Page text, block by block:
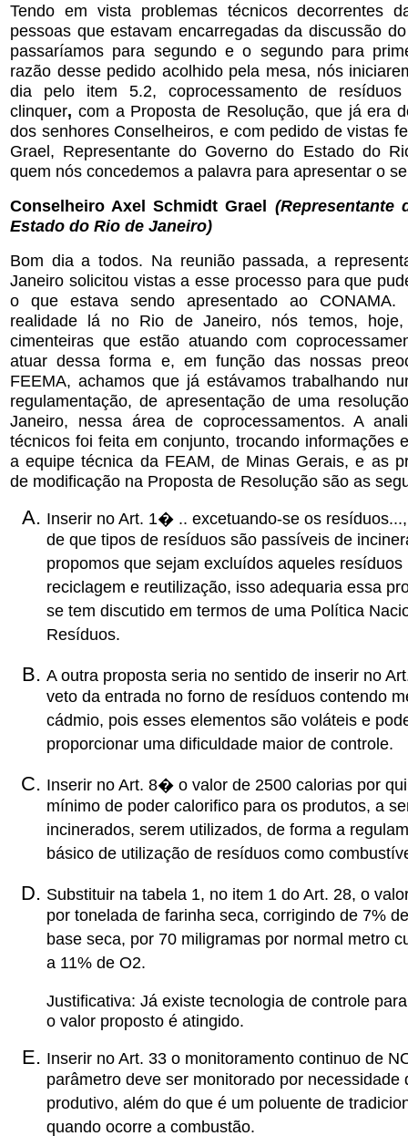
Tendo em vista problemas técnicos decorrentes
pessoas que estavam encarregadas da discussão
passaríamos para segundo e o segundo para
razão desse pedido acolhido pela mesa, nós
dia pelo item 5.2, coprocessamento de
clinquer, com a Proposta de Resolução, que já era
dos senhores Conselheiros, e com pedido de vistas
Grael, Representante do Governo do Estado do
quem nós concedemos a palavra para apresentar o
Conselheiro Axel Schmidt Grael (Representante
Estado do Rio de Janeiro)
Bom dia a todos. Na reunião passada, a
Janeiro solicitou vistas a esse processo para que
o que estava sendo apresentado ao
realidade lá no Rio de Janeiro, nós temos, hoje,
cimenteiras que estão atuando com
atuar dessa forma e, em função das nossas
FEEMA, achamos que já estávamos trabalhando
regulamentação, de apresentação de uma
Janeiro, nessa área de coprocessamentos. A
técnicos foi feita em conjunto, trocando informações
a equipe técnica da FEAM, de Minas Gerais, e as
de modificação na Proposta de Resolução são as
Inserir no Art. 1� .. excetuando-se os
de que tipos de resíduos são passíveis de
propomos que sejam excluídos aqueles
reciclagem e reutilização, isso adequaria essa
se tem discutido em termos de uma Política
Resíduos.
A outra proposta seria no sentido de inserir no
veto da entrada no forno de resíduos contendo
cádmio, pois esses elementos são voláteis e
proporcionar uma dificuldade maior de controle.
Inserir no Art. 8� o valor de 2500 calorias por
mínimo de poder calorifico para os produtos, a
incinerados, serem utilizados, de forma a
básico de utilização de resíduos como
Substituir na tabela 1, no item 1 do Art. 28, o
por tonelada de farinha seca, corrigindo de 7%
base seca, por 70 miligramas por normal metro
a 11% de O2.
Justificativa: Já existe tecnologia de controle
o valor proposto é atingido.
Inserir no Art. 33 o monitoramento continuo de
parâmetro deve ser monitorado por necessidade
produtivo, além do que é um poluente de
quando ocorre a combustão.